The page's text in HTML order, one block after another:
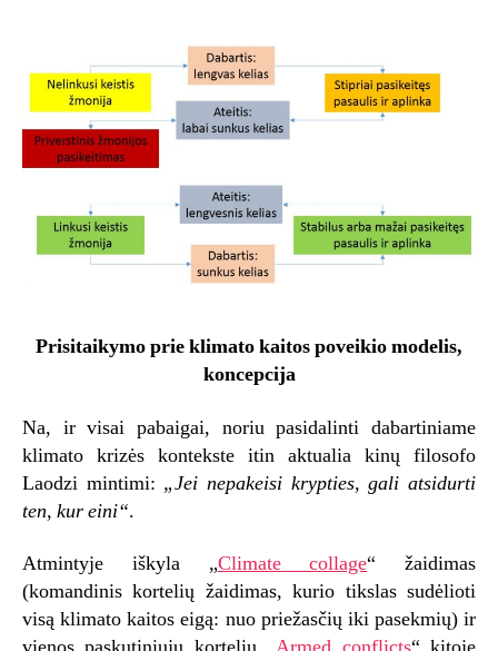
Prisitaikymo prie klimato kaitos poveikio modelis,
koncepcija
Na, ir visai pabaigai, noriu pasidalinti dabartiniame
klimato krizės kontekste itin aktualia kinų filosofo
Laodzi mintimi: „Jei nepakeisi krypties, gali atsidurti
ten, kur eini“.
Atmintyje iškyla „Climate collage“ žaidimas
(komandinis kortelių žaidimas, kurio tikslas sudėlioti
visą klimato kaitos eigą: nuo priežasčių iki pasekmių) ir